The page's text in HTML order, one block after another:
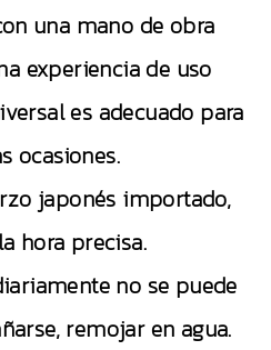
una mano de obra
experiencia de uso
es adecuado para
ocasiones.
japonés importado,
hora precisa.
no se puede
remojar en agua.